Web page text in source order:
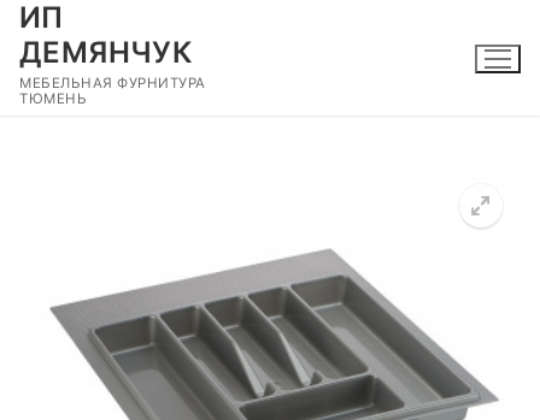
Перейти
содержимому
ИП
ДЕМЯНЧУК
МЕБЕЛЬНАЯ ФУРНИТУРА
ТЮМЕНЬ